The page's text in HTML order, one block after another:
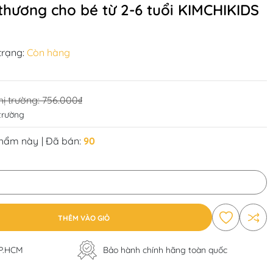
cho bé từ 2-6 tuổi KIMCHIKIDS
Còn hàng
trường:756.000₫
này | Đã bán: 90
THÊM VÀO GIỎ
Bảo hành chính hãng toàn quốc